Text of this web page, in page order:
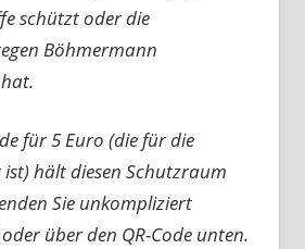
schützt oder die
Böhmermann
für 5 Euro (die für die
hält diesen Schutzraum
Sie unkompliziert
über den QR-Code unten.